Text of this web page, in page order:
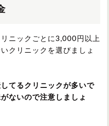
ニックごとに3,000円以上
クリニックを選びましょ
てるクリニックが多いで
ないので注意しましょ